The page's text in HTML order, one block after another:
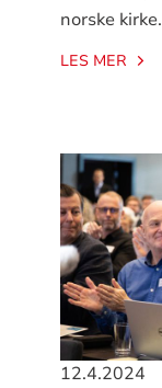
norske kirke.
LES MER
12.4.2024